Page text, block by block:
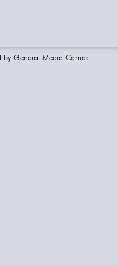
by General Media Carnac